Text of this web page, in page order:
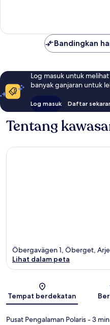
Bandingkan
Log masuk untuk
banyak ganjaran untuk
Log masuk Daftar
Tentang
Öbergavägen 1, Öberget,
Lihat dalam peta
Tempat berdekatan
Pusat Pengalaman Polaris- 3